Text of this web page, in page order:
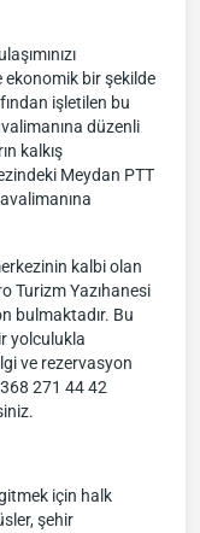
ekonomik bir şekilde
işletilen bu
düzenli
kalkış
Meydan PTT
kalbi olan
Turizm Yazıhanesi
bulmaktadır. Bu
yolculukla
ve rezervasyon
271 44 42
için halk
şehir